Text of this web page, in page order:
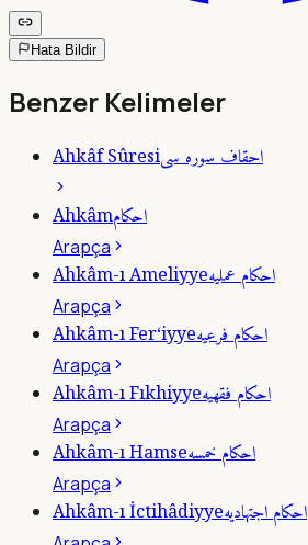
Hata Bildir
Benzer Kelimeler
Ahkâf Sûresiاحقاف سوره سى
Ahkâmاحكام
Arapça
Ahkâm-ı Ameliyyeاحكام عمليه
Arapça
Ahkâm-ı Fer‘iyyeاحكام فرعيه
Arapça
Ahkâm-ı Fıkhiyyeاحكام فقهيه
Arapça
Ahkâm-ı Hamseاحكام خمسه
Arapça
Ahkâm-ı İctihâdiyyeاحكام اجتهاديه